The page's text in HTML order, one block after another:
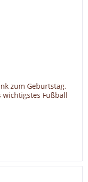
zum Geburtstag,
wichtigstes Fußball